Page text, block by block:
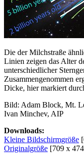
Die der Milchstraße
Linien zeigen das Alter
unterschiedlicher
Zusammengenommen
Dicke, hier markiert
Bild: Adam Block, Mt.
Ivan Minchev, AIP
Downloads:
Kleine Bildschirmgröße
Originalgröße [709 x